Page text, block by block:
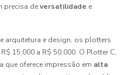
precisa deversatilidade e
arquitetura e design, os plotters
15.000 a R$ 50.000. O Plotter C,
oferece impressão em alta